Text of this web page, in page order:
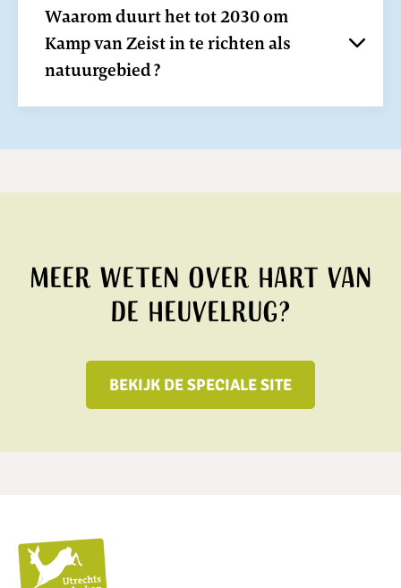
Waarom duurt het tot 2030 om
Kamp van Zeist in te richten als
natuurgebied?
Meer weten over Hart van
de Heuvelrug?
BEKIJK DE SPECIALE SITE